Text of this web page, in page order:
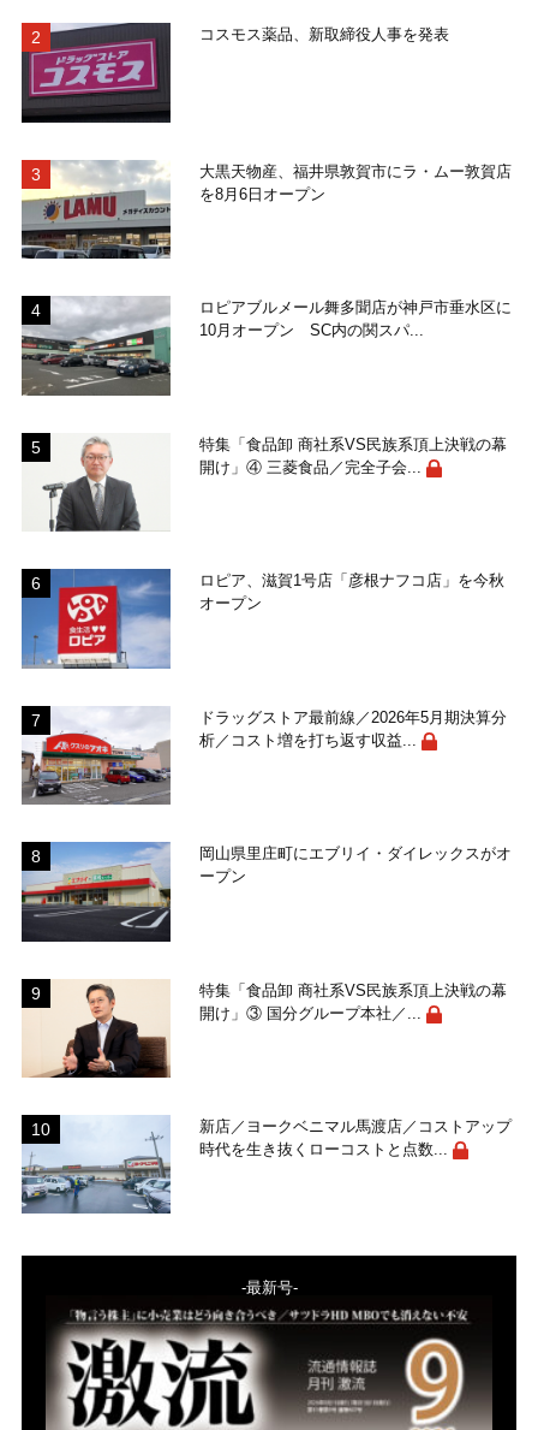
コスモス薬品、新取締役人事を発表
大黒天物産、福井県敦賀市にラ・ムー敦賀店
を8月6日オープン
ロピアブルメール舞多聞店が神戸市垂水区に
10月オープン SC内の関スパ...
特集「食品卸 商社系VS民族系頂上決戦の幕
開け」④ 三菱食品／完全子会...
ロピア、滋賀1号店「彦根ナフコ店」を今秋
オープン
ドラッグストア最前線／2026年5月期決算分
析／コスト増を打ち返す収益...
岡山県里庄町にエブリイ・ダイレックスがオ
ープン
特集「食品卸 商社系VS民族系頂上決戦の幕
開け」③ 国分グループ本社／...
新店／ヨークベニマル馬渡店／コストアップ
時代を生き抜くローコストと点数...
-最新号-